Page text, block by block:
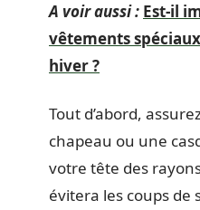
A voir aussi : Est-il
vêtements
hiver ?
Tout d’abord,
chapeau ou une
votre tête des
évitera les coups de